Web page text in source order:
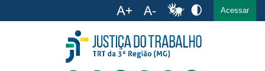
Ir para o menu Ir para a busca Ir para o rodapé
Acessar